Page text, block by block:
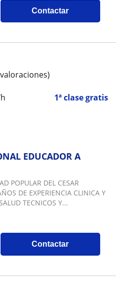
Contactar
1ª clase gratis
EDUCADOR A
POPULAR DEL CESAR
DE EXPERIENCIA CLINICA Y
TECNICOS Y...
Contactar